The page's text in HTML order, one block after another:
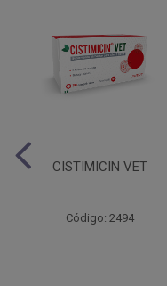
CISTIMICIN VET
Código: 2494